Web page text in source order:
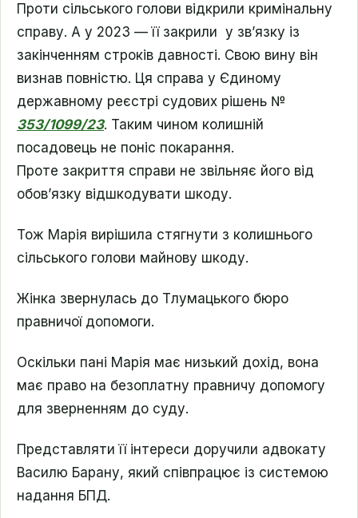
Проти сільського голови відкрили кримінальну
справу. А у 2023 — її закрили у звʼязку із
закінченням строків давності. Свою вину він
визнав повністю. Ця справа у Єдиному
державному реєстрі судових рішень №
353/1099/23. Таким чином колишній
посадовець не поніс покарання.
Проте закриття справи не звільняє його від
обов’язку відшкодувати шкоду.
Тож Марія вирішила стягнути з колишнього
сільського голови майнову шкоду.
Жінка звернулась до Тлумацького бюро
правничої допомоги.
Оскільки пані Марія має низький дохід, вона
має право на безоплатну правничу допомогу
для зверненням до суду.
Представляти її інтереси доручили адвокату
Василю Барану, який співпрацює із системою
надання БПД.